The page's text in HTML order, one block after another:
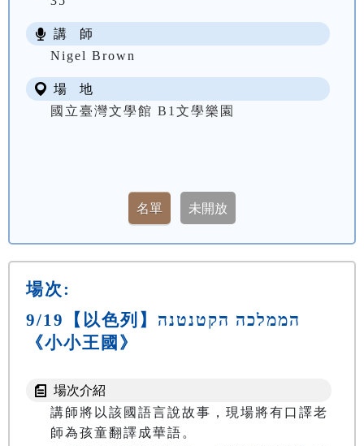
講 師
Nigel Brown
場 地
國立臺灣文學館 B1文學樂園
場次:
9/19【以色列】הממלכה הקטנטנה
《小小王國》
場次介紹
講師將以該國語言說故事，現場將有口譯老
師為孩童翻譯成華語。